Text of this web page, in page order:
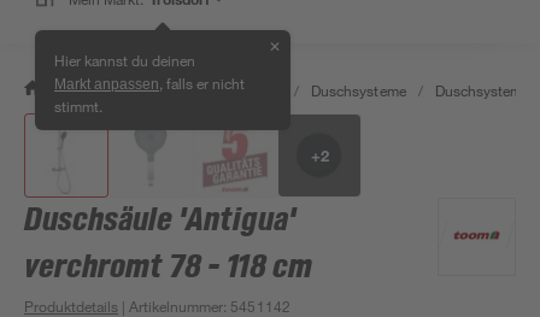
Hier kannst du deinen
Markt anpassen , falls er nicht
stimmt.
✕
/ Bad & Sanitär / Badarmaturen / Duschsysteme / Duschsysteme
+2
Duschsäule 'Antigua'
verchromt 78 - 118 cm
Produktdetails | Artikelnummer: 5451142